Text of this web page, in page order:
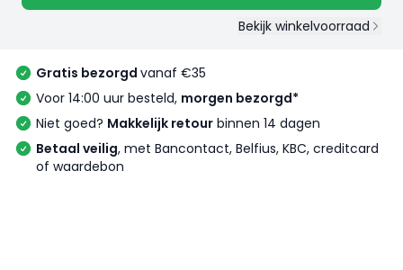
Bekijk winkelvoorraad
Gratis bezorgd vanaf €35
Voor 14:00 uur besteld, morgen bezorgd*
Niet goed? Makkelijk retour binnen 14 dagen
Betaal veilig, met Bancontact, Belfius, KBC, creditcard
of waardebon